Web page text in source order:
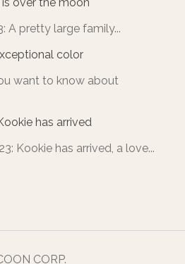
A pretty large family...
color
want to know about
has arrived
Kookie has arrived, a love...
CORP.